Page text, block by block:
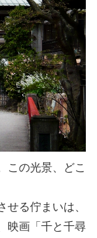
この光景、どこ
る佇まいは、
映画「千と千尋